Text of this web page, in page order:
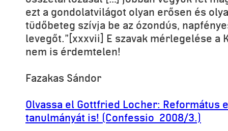
ezt a gondolatvilágot olyan erősen és
tüdőbeteg szívja be az ózondús,
levegőt.”[xxxvii] E szavak mérlegelése a
nem is érdemtelen!
Fazakas Sándor
Olvassa el Gottfried Locher: Református
tanulmányát is! (Confessio 2008/3.)